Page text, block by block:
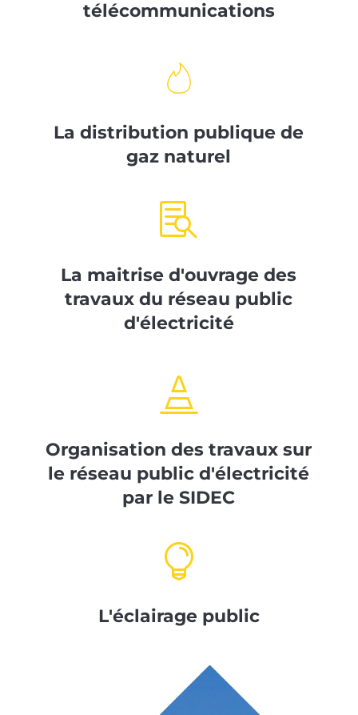
télécommunications
La distribution publique de
gaz naturel

La maitrise d'ouvrage des
travaux du réseau public
d'électricité

Organisation des travaux sur
le réseau public d'électricité
par le SIDEC

L'éclairage public